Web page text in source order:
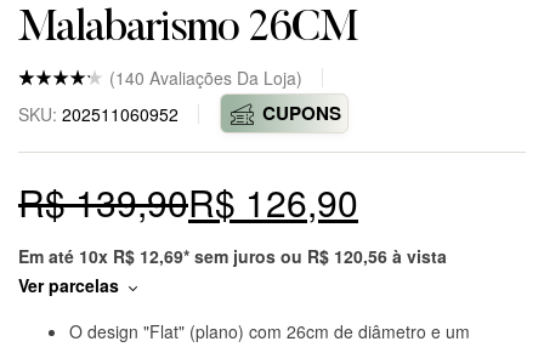
Malabarismo 26CM
Nota 4.8
de 5
em
es
5
de
clientes
em
ace.
(140 Avaliações Da Loja)
SKU: 202511060952 CUPONS
R$139,90R$ 126,90
Em até 10x R$ 12,69* sem juros ou R$ 120,56 à vista
Ver parcelas
O design "Flat" (plano) com 26cm de diâmetro e um